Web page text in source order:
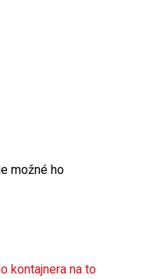
možné ho
kontajnera na to